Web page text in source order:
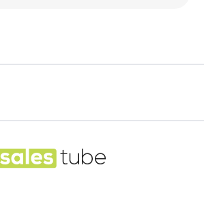
Salestube